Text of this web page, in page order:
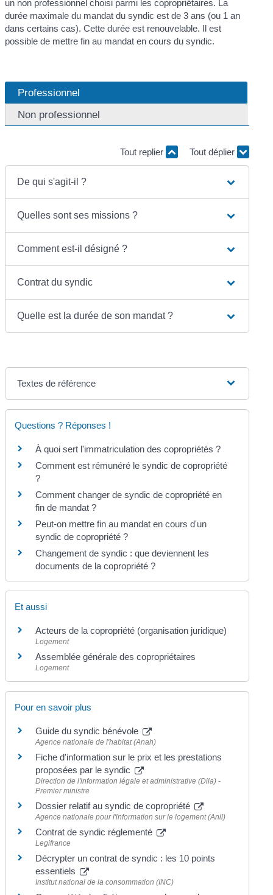
un non professionnel choisi parmi les copropriétaires. La
durée maximale du mandat du syndic est de 3 ans (ou 1 an
dans certains cas). Cette durée est renouvelable. Il est
possible de mettre fin au mandat en cours du syndic.
Professionnel
Non professionnel
Tout replier Tout déplier
De qui s'agit-il ?
Quelles sont ses missions ?
Comment est-il désigné ?
Contrat du syndic
Quelle est la durée de son mandat ?
Textes de référence
Questions ? Réponses !
À quoi sert l'immatriculation des copropriétés ?
Comment est rémunéré le syndic de copropriété
?
Comment changer de syndic de copropriété en
fin de mandat ?
Peut-on mettre fin au mandat en cours d'un
syndic de copropriété ?
Changement de syndic : que deviennent les
documents de la copropriété ?
Et aussi
Acteurs de la copropriété (organisation juridique)
Logement
Assemblée générale des copropriétaires
Logement
Pour en savoir plus
Guide du syndic bénévole
Agence nationale de l'habitat (Anah)
Fiche d'information sur le prix et les prestations
proposées par le syndic
Direction de l'information légale et administrative (Dila) -
Premier ministre
Dossier relatif au syndic de copropriété
Agence nationale pour l'information sur le logement (Anil)
Contrat de syndic réglementé
Legifrance
Décrypter un contrat de syndic : les 10 points
essentiels
Institut national de la consommation (INC)